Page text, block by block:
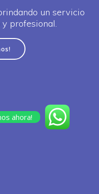
un servicio
y profesional.
ahora!